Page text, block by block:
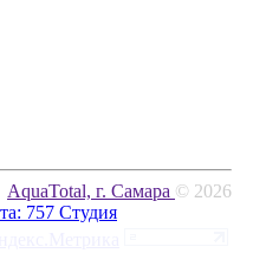
AquaTotal, г. Самара © 2026
757 Студия